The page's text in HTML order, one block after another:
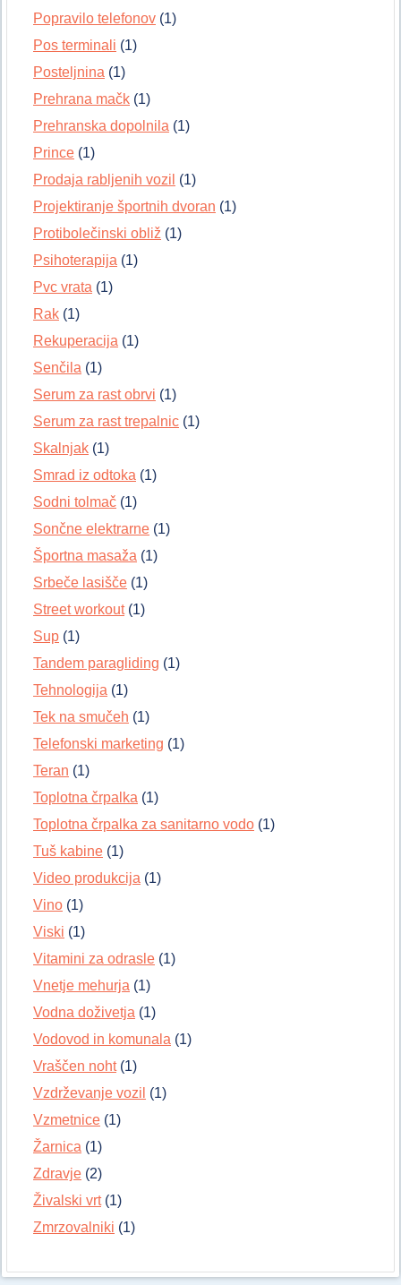
Popravilo telefonov (1)
Pos terminali (1)
Posteljnina (1)
Prehrana mačk (1)
Prehranska dopolnila (1)
Prince (1)
Prodaja rabljenih vozil (1)
Projektiranje športnih dvoran (1)
Protibolečinski obliž (1)
Psihoterapija (1)
Pvc vrata (1)
Rak (1)
Rekuperacija (1)
Senčila (1)
Serum za rast obrvi (1)
Serum za rast trepalnic (1)
Skalnjak (1)
Smrad iz odtoka (1)
Sodni tolmač (1)
Sončne elektrarne (1)
Športna masaža (1)
Srbeče lasišče (1)
Street workout(1)
Sup (1)
Tandem paragliding (1)
Tehnologija (1)
Tek na smučeh (1)
Telefonski marketing (1)
Teran (1)
Toplotna črpalka (1)
Toplotna črpalka za sanitarno vodo (1)
Tuš kabine (1)
Video produkcija (1)
Vino (1)
Viski (1)
Vitamini za odrasle (1)
Vnetje mehurja (1)
Vodna doživetja (1)
Vodovod in komunala (1)
Vraščen noht(1)
Vzdrževanje vozil (1)
Vzmetnice (1)
Žarnica (1)
Zdravje (2)
Živalski vrt(1)
Zmrzovalniki (1)